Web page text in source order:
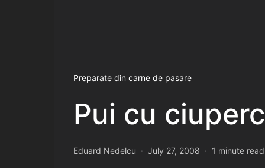
Preparate din carne de pasare
Pui cu
Eduard Nedelcu July 27, 2008 1 minute read